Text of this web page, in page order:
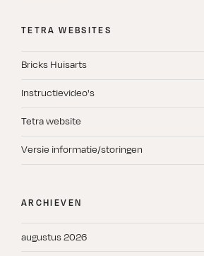
TETRA WEBSITES
Bricks Huisarts
Instructievideo's
Tetra website
Versie informatie/storingen
ARCHIEVEN
augustus 2026